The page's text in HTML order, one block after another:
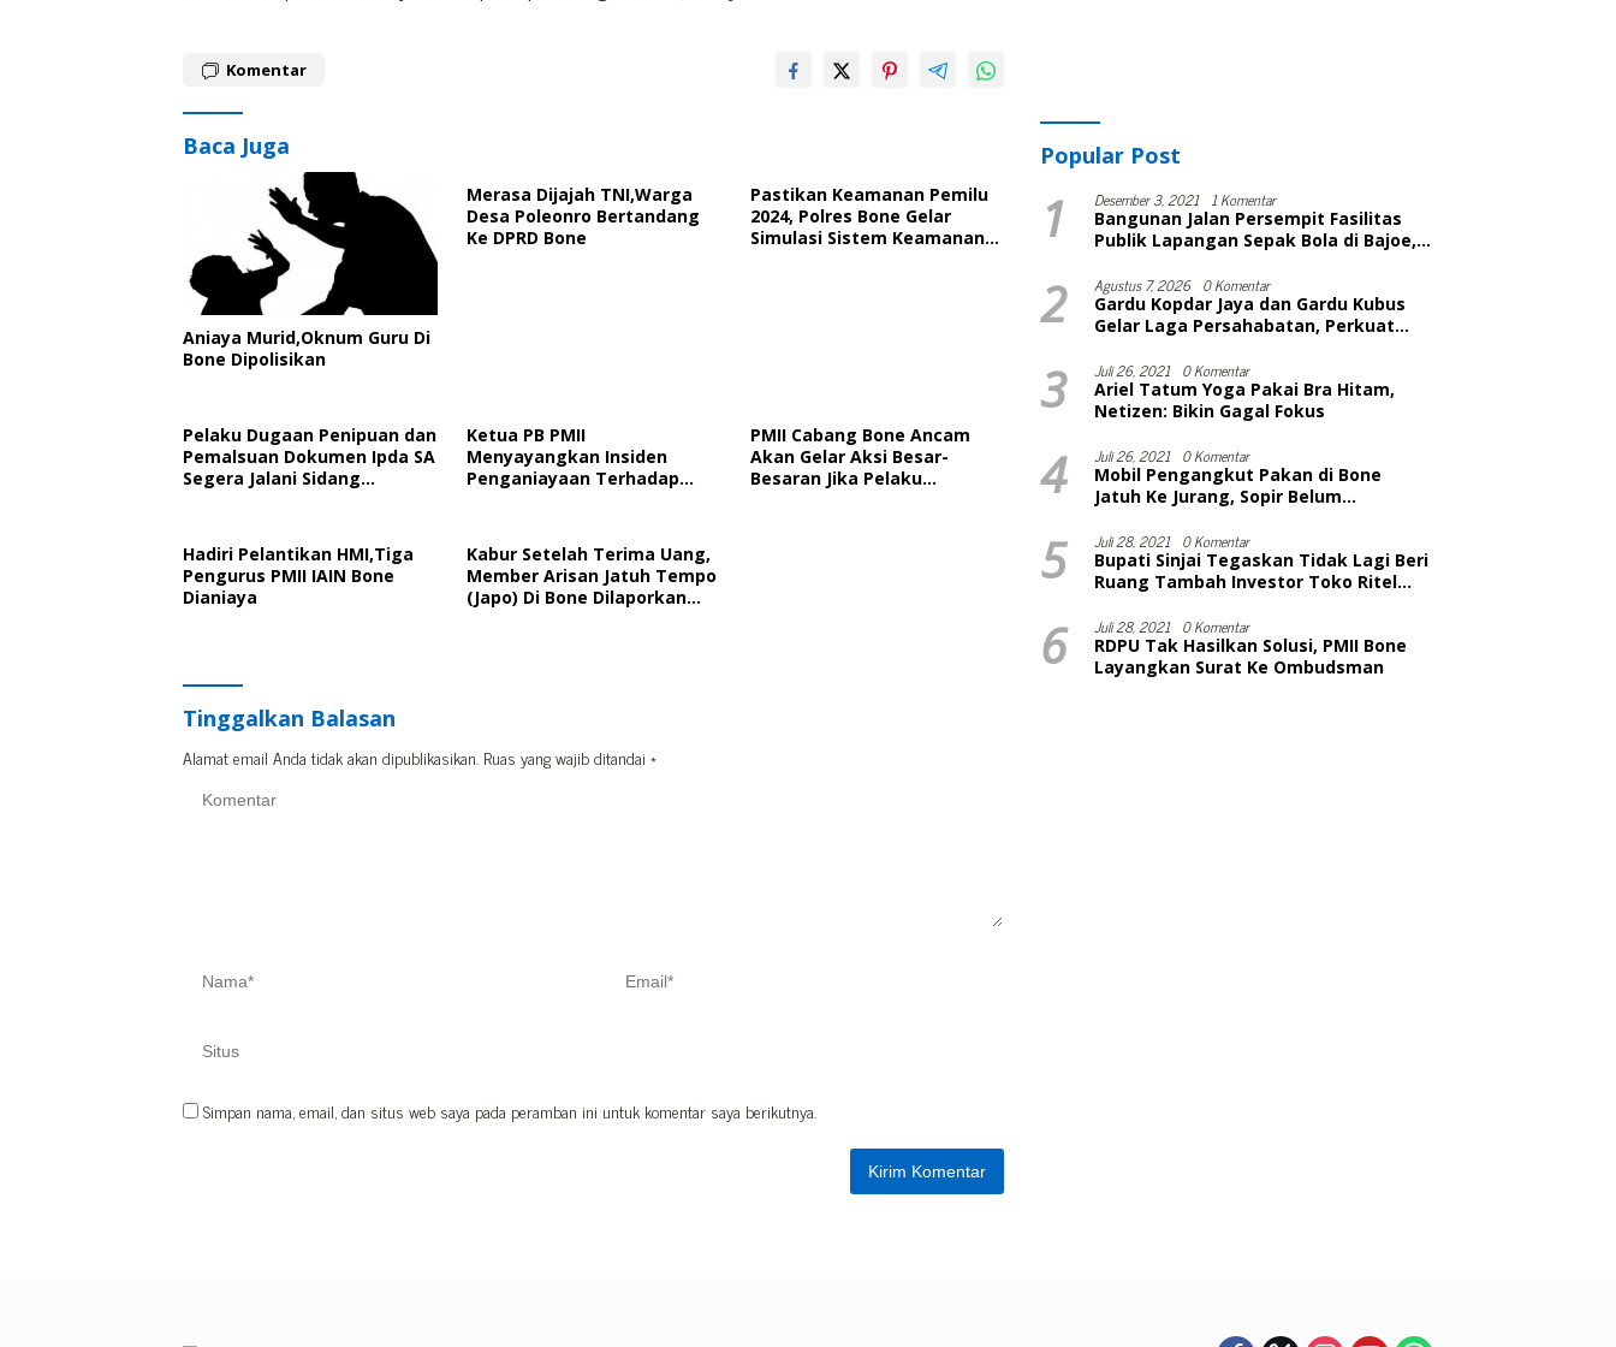
Komentar
Baca Juga
Aniaya Murid,Oknum Guru Di
Bone Dipolisikan
Merasa Dijajah TNI,Warga
Desa Poleonro Bertandang
Ke DPRD Bone
Pastikan Keamanan Pemilu
2024, Polres Bone Gelar
Simulasi Sistem Keamanan
Pelaku Dugaan Penipuan dan
Pemalsuan Dokumen Ipda SA
Segera Jalani Sidang
Ketua PB PMII
Menyayangkan Insiden
Penganiayaan Terhadap
PMII Cabang Bone Ancam
Akan Gelar Aksi Besar-
Besaran Jika Pelaku
Hadiri Pelantikan HMI,Tiga
Pengurus PMII IAIN Bone
Dianiaya
Kabur Setelah Terima Uang,
Member Arisan Jatuh Tempo
(Japo) Di Bone Dilaporkan
Tinggalkan Balasan
Alamat email Anda tidak akan dipublikasikan. Ruas yang wajib ditandai *
Simpan nama, email, dan situs web saya pada peramban ini untuk komentar saya berikutnya.
Popular Post
1 Desember 3, 2021 1 Komentar
Bangunan Jalan Persempit Fasilitas
Publik Lapangan Sepak Bola di Bajoe,
Selesai
2 Agustus 7, 2026 0 Komentar
Gardu Kopdar Jaya dan Gardu Kubus
Gelar Laga Persahabatan, Perkuat
3 Juli 26, 2021 0 Komentar
Ariel Tatum Yoga Pakai Bra Hitam,
Netizen: Bikin Gagal Fokus
4 Juli 26, 2021 0 Komentar
Mobil Pengangkut Pakan di Bone
Jatuh Ke Jurang, Sopir Belum
5 Juli 28, 2021 0 Komentar
Bupati Sinjai Tegaskan Tidak Lagi Beri
Ruang Tambah Investor Toko Ritel
6 Juli 28, 2021 0 Komentar
RDPU Tak Hasilkan Solusi, PMII Bone
Layangkan Surat Ke Ombudsman